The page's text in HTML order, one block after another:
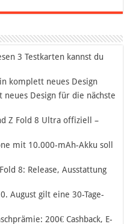
3 Testkarten kannst du
komplett neues Design
Design für die nächste
Z Fold 8 Ultra offiziell –
mit 10.000-mAh-Akku soll
8: Release, Ausstattung
August gilt eine 30-Tage-
200€ Cashback, E-